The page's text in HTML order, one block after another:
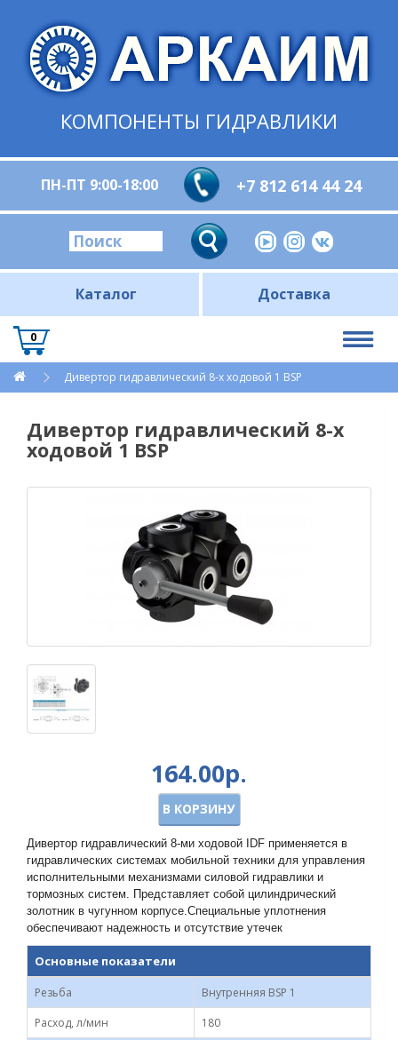
КОМПОНЕНТЫ ГИДРАВЛИКИ
ПН-ПТ 9:00-18:00 +7 812 614 44 24
Каталог Доставка
0
Дивертор гидравлический 8-х ходовой 1 BSP
Дивертор гидравлический 8-х
ходовой 1 BSP
164.00р.
В КОРЗИНУ
Дивертор гидравлический 8-ми ходовой IDF применяется в
гидравлических системах мобильной техники для управления
исполнительными механизмами силовой гидравлики и
тормозных систем. Представляет собой цилиндрический
золотник в чугунном корпусе.Специальные уплотнения
обеспечивают надежность и отсутствие утечек
Основные показатели
Резьба
Внутренняя BSP 1
Расход, л/мин
180